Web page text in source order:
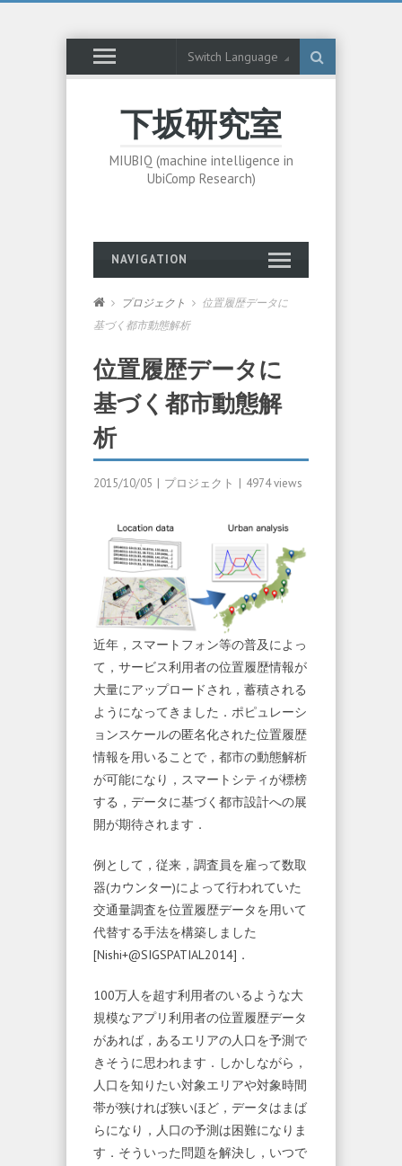
Switch Language
下坂研究室
MIUBIQ (machine intelligence in
UbiComp Research)
NAVIGATION
プロジェクト
位置履歴データに
基づく都市動態解析
位置履歴データに
基づく都市動態解
析
2015/10/05 | プロジェクト | 4974 views
近年，スマートフォン等の普及によっ
て，サービス利用者の位置履歴情報が
大量にアップロードされ，蓄積される
ようになってきました．ポピュレーシ
ョンスケールの匿名化された位置履歴
情報を用いることで，都市の動態解析
が可能になり，スマートシティが標榜
する，データに基づく都市設計への展
開が期待されます．
例として，従来，調査員を雇って数取
器(カウンター)によって行われていた
交通量調査を位置履歴データを用いて
代替する手法を構築しました
[Nishi+@SIGSPATIAL2014]．
100万人を超す利用者のいるような大
規模なアプリ利用者の位置履歴データ
があれば，あるエリアの人口を予測で
きそうに思われます．しかしながら，
人口を知りたい対象エリアや対象時間
帯が狭ければ狭いほど，データはまば
らになり，人口の予測は困難になりま
す．そういった問題を解決し，いつで